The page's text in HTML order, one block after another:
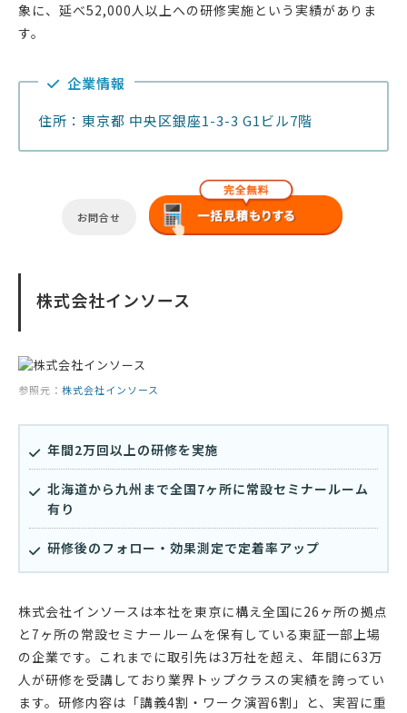
象に、延べ52,000人以上への研修実施という実績がありま
す。
企業情報
住所：東京都 中央区銀座1-3-3 G1ビル7階
お問合せ
株式会社インソース
参照元： 株式会社インソース
年間2万回以上の研修を実施
北海道から九州まで全国7ヶ所に常設セミナールーム
有り
研修後のフォロー・効果測定で定着率アップ
株式会社インソースは本社を東京に構え全国に26ヶ所の拠点
と7ヶ所の常設セミナールームを保有している東証一部上場
の企業です。これまでに取引先は3万社を超え、年間に63万
人が研修を受講しており業界トップクラスの実績を誇ってい
ます。研修内容は「講義4割・ワーク演習6割」と、実習に重